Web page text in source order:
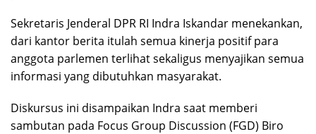
Sekretaris Jenderal DPR RI Indra Iskandar menekankan,
dari kantor berita itulah semua kinerja positif para
anggota parlemen terlihat sekaligus menyajikan semua
informasi yang dibutuhkan masyarakat.
Diskursus ini disampaikan Indra saat memberi
sambutan pada Focus Group Discussion (FGD) Biro